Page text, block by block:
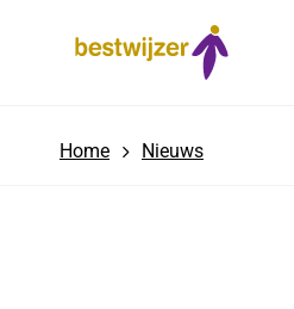
Home Nieuws
l
v